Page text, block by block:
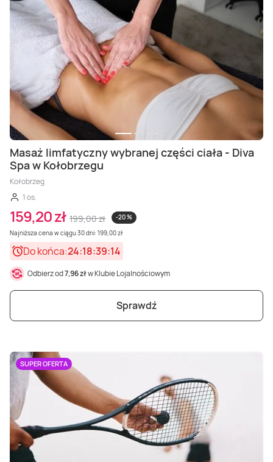
Masaż limfatyczny wybranej części ciała - Diva
Spa w Kołobrzegu
Kołobrzeg
1 os.
159,20 zł 199,00 zł
-20 %
Najniższa cena w ciągu 30 dni: 199,00 zł
Do końca:24:18:39:12
Odbierz od7,96 złw Klubie Lojalnościowym
Sprawdź
SUPER OFERTA